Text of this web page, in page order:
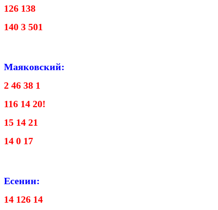
126 138
140 3 501
Маяковский:
2 46 38 1
116 14 20!
15 14 21
14 0 17
Есенин:
14 126 14